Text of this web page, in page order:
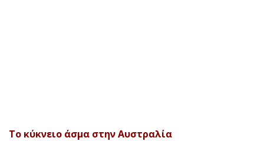
Το κύκνειο άσμα στην Αυστραλία